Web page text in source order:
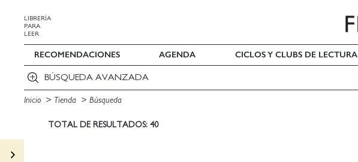
LIBRERÍA
PARA
LEER
RECOMENDACIONES AGENDA CICLOS Y CLUBS DE LECTURA
BÚSQUEDA AVANZADA
Inicio Tienda Búsqueda
TOTAL DE RESULTADOS: 40